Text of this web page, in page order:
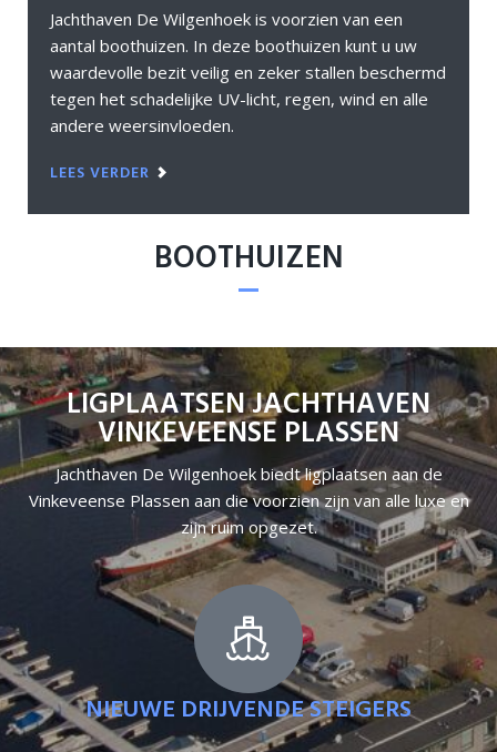
Jachthaven De Wilgenhoek is voorzien van een
aantal boothuizen. In deze boothuizen kunt u uw
waardevolle bezit veilig en zeker stallen beschermd
tegen het schadelijke UV-licht, regen, wind en alle
andere weersinvloeden.
LEES VERDER
BOOTHUIZEN
LIGPLAATSEN JACHTHAVEN
VINKEVEENSE PLASSEN
Jachthaven De Wilgenhoek biedt ligplaatsen aan de
Vinkeveense Plassen aan die voorzien zijn van alle luxe en
zijn ruim opgezet.
NIEUWE DRIJVENDE STEIGERS